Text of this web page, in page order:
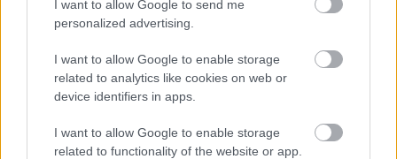
I want to allow Google to send me
personalized advertising.
I want to allow Google to enable storage
related to analytics like cookies on web or
device identifiers in apps.
I want to allow Google to enable storage
related to functionality of the website or app.